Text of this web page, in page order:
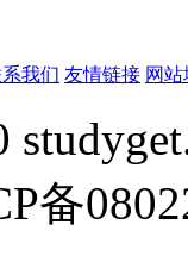
我们 友情链接 网
备